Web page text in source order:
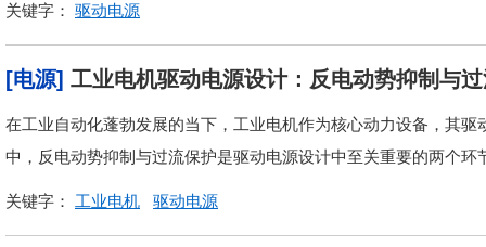
关键字： 驱动电源
[电源] 工业电机驱动电源设计：反电动势抑制与
在工业自动化蓬勃发展的当下，工业电机作为核心动力设备，其
中，反电动势抑制与过流保护是驱动电源设计中至关重要的两个
关键字： 工业电机 驱动电源